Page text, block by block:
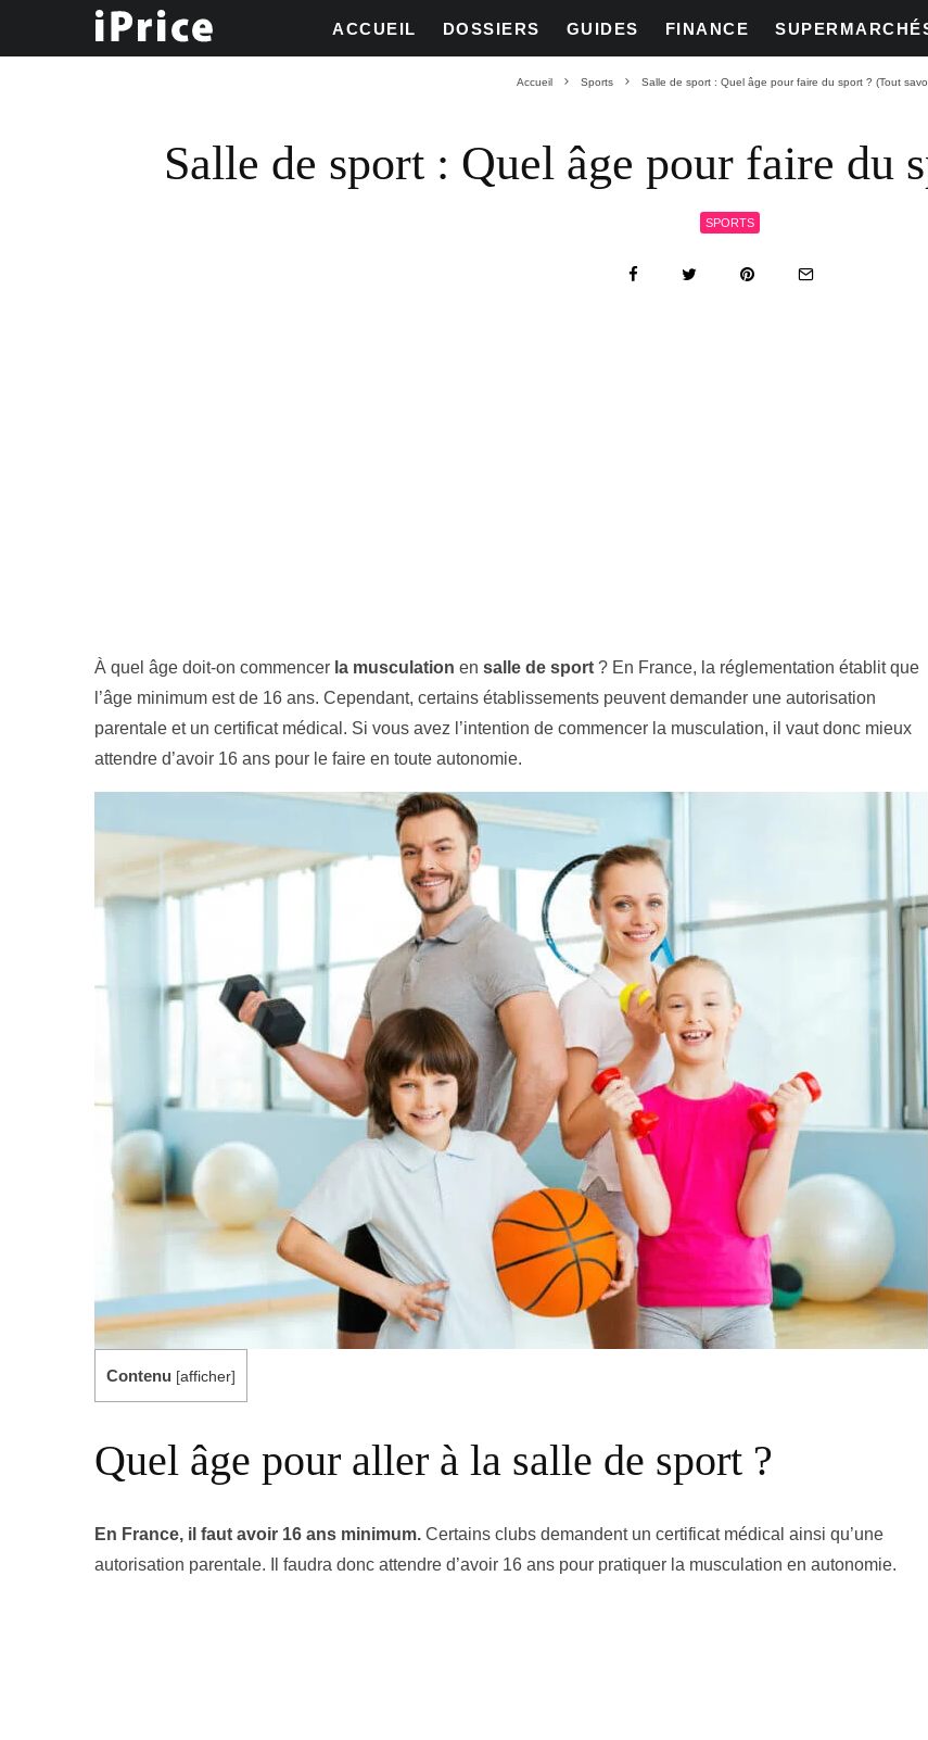
ACCUEIL DOSSIERS GUIDES FINANCE
Accueil Sports Salle de sport : Quel âge pour faire du sport ? (Tout
Salle de sport : Quel âge pour faire du
SPORTS
À quel âge doit-on commencer la musculation en salle de sport ? En France, la réglementation établit que
l’âge minimum est de 16 ans. Cependant, certains établissements peuvent demander une autorisation
parentale et un certificat médical. Si vous avez l’intention de commencer la musculation, il vaut donc mieux
attendre d’avoir 16 ans pour le faire en toute autonomie.
Contenu [afficher]
Quel âge pour aller à la salle de sport ?
En France, il faut avoir 16 ans minimum. Certains clubs demandent un certificat médical ainsi qu’une
autorisation parentale. Il faudra donc attendre d’avoir 16 ans pour pratiquer la musculation en autonomie.